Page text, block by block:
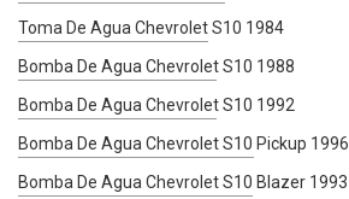
Toma De Agua Chevrolet S10 1984
Bomba De Agua Chevrolet S10 1988
Bomba De Agua Chevrolet S10 1992
Bomba De Agua Chevrolet S10 Pickup 1996
Bomba De Agua Chevrolet S10 Blazer 1993